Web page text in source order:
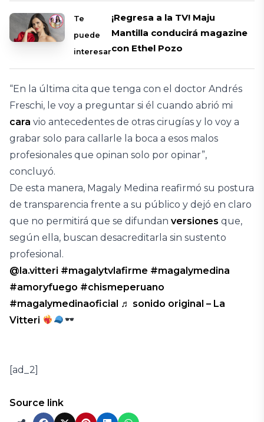
Te
puede
interesar
¡Regresa a la TV! Maju
Mantilla conducirá magazine
con Ethel Pozo
“En la última cita que tenga con el doctor Andrés
Freschi, le voy a preguntar si él cuando abrió mi
cara vio antecedentes de otras cirugías y lo voy a
grabar solo para callarle la boca a esos malos
profesionales que opinan solo por opinar”,
concluyó.
De esta manera, Magaly Medina reafirmó su postura
de transparencia frente a su público y dejó en claro
que no permitirá que se difundan versiones que,
según ella, buscan desacreditarla sin sustento
profesional.
@la.vitteri #magalytvlafirme #magalymedina
#amoryfuego #chismeperuano
#magalymedinaoficial ♬ sonido original – La
Vitteri
[ad_2]
Source link